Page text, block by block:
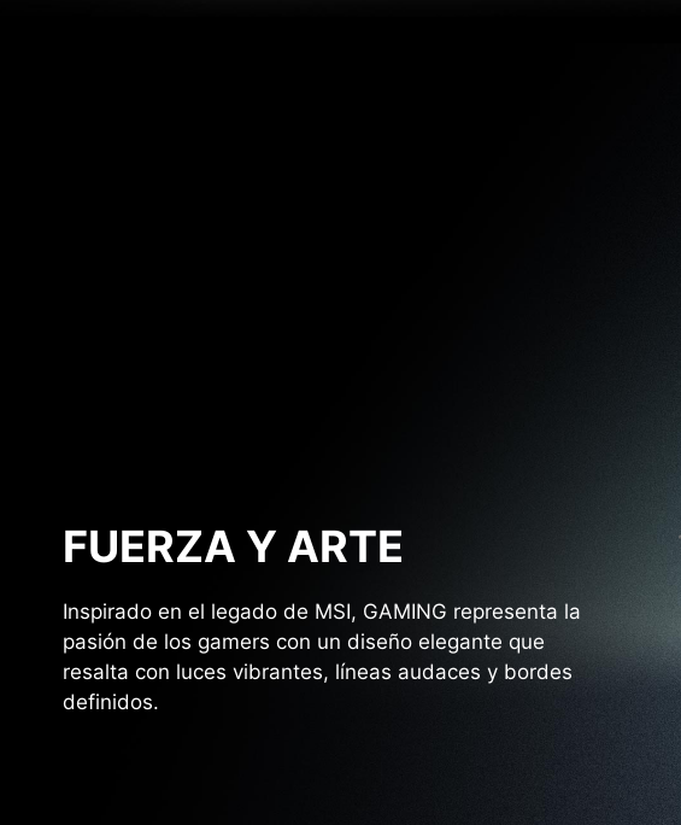
FUERZA Y ARTE
Inspirado en el legado de MSI, GAMING representa la
pasión de los gamers con un diseño elegante que
resalta con luces vibrantes, líneas audaces y bordes
definidos.